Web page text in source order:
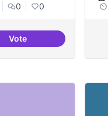
0 0
VoteDefinició del